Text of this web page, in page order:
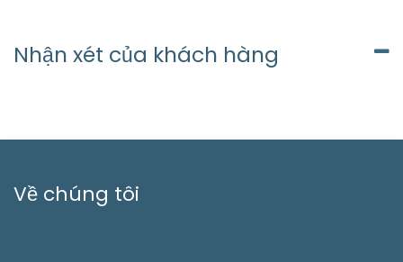
Nhận xét của khách hàng
Về chúng tôi